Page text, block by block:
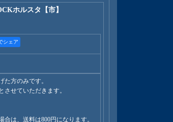
ホルスタ【市】
シェア
方のみです。
させていただきます。
は、送料は800円になります。